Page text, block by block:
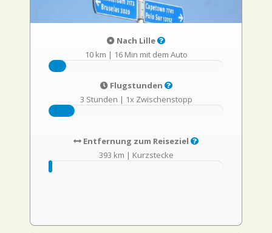
Nach Lille
10 km | 16 Min mit dem Auto
Flugstunden
3 Stunden | 1x Zwischenstopp
Entfernung zum Reiseziel
393 km | Kurzstecke